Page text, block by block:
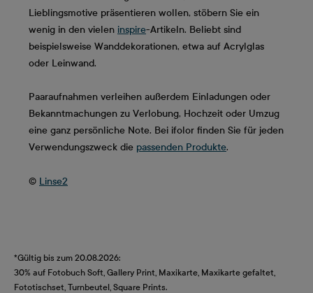
Lieblingsmotive präsentieren wollen, stöbern Sie ein
wenig in den vielen inspire-Artikeln. Beliebt sind
beispielsweise Wanddekorationen, etwa auf Acrylglas
oder Leinwand.
Paaraufnahmen verleihen außerdem Einladungen oder
Bekanntmachungen zu Verlobung, Hochzeit oder Umzug
eine ganz persönliche Note. Bei ifolor finden Sie für jeden
Verwendungszweck die passenden Produkte.
© Linse2
*Gültig bis zum 20.08.2026:
30% auf Fotobuch Soft, Gallery Print, Maxikarte, Maxikarte gefaltet,
Fototischset, Turnbeutel, Square Prints.